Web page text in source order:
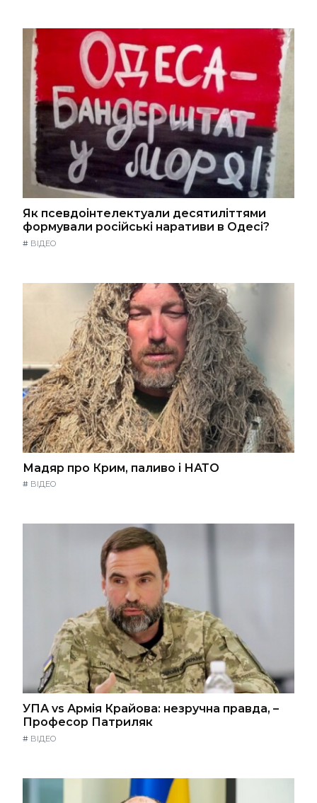
Як псевдоінтелектуали десятиліттями
формували російські наративи в Одесі?
# ВІДЕО
Мадяр про Крим, паливо і НАТО
# ВІДЕО
УПА vs Армія Крайова: незручна правда, –
Професор Патриляк
# ВІДЕО